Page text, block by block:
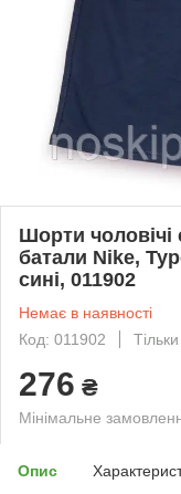
Шорти чоловічі
батали Nike,
сині, 011902
Немає в наявності
Код: 011902
276 ₴
Мінімальне
Опис